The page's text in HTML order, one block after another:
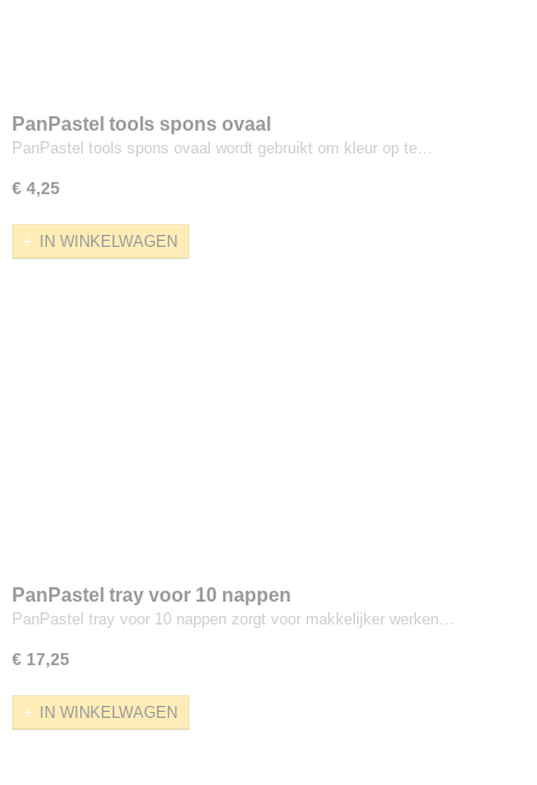
PanPastel tools spons ovaal
PanPastel tools spons ovaal wordt gebruikt om kleur op te…
€ 4,25
IN WINKELWAGEN
PanPastel tray voor 10 nappen
PanPastel tray voor 10 nappen zorgt voor makkelijker werken…
€ 17,25
IN WINKELWAGEN